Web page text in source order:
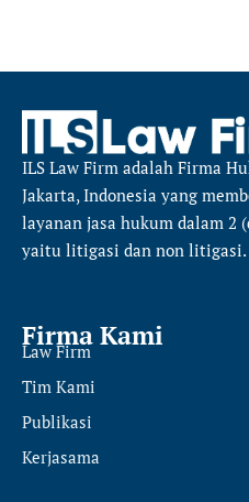
ILS Law Firm adalah Firma
Jakarta, Indonesia yang
layanan jasa hukum dalam 2
yaitu litigasi dan non litigasi.
Firma Kami
Law Firm
Tim Kami
Publikasi
Kerjasama